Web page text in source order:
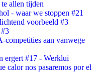
allen tijden
- waar we stoppen #21
voorbeeld #3
aan vanwege
ergert #17 - Werklui
calor nos pasaremos por el